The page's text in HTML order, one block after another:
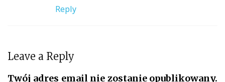
Reply
Leave a Reply
Twój adres email nie zostanie opublikowany.